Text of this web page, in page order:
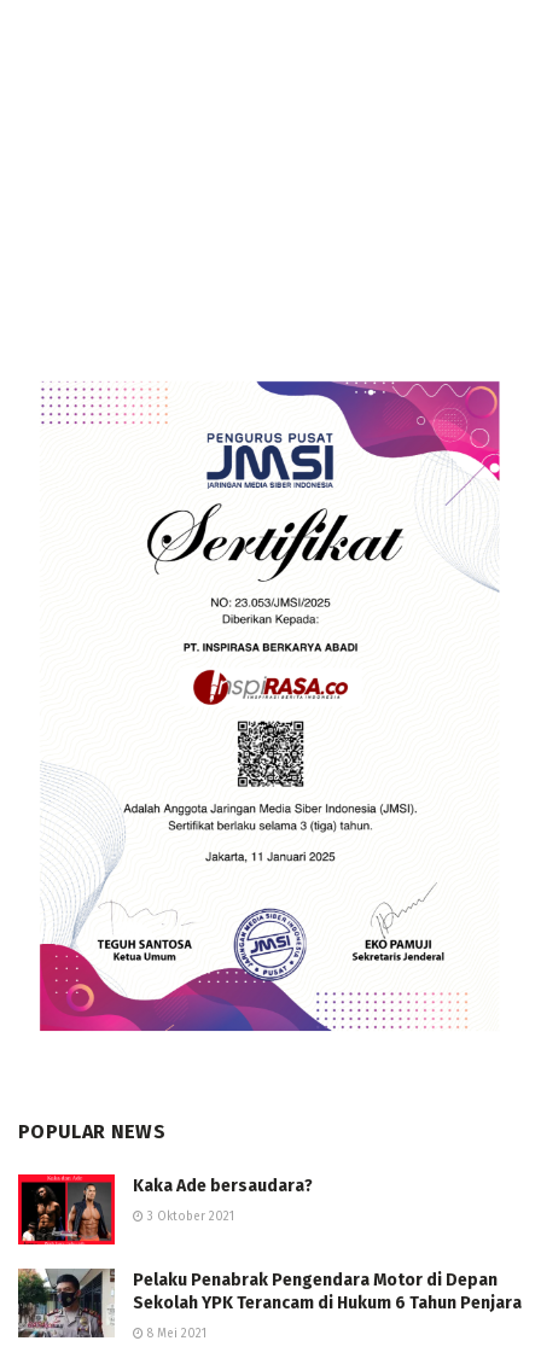
POPULAR NEWS
Kaka Ade bersaudara?
3 Oktober 2021
Pelaku Penabrak Pengendara Motor di Depan
Sekolah YPK Terancam di Hukum 6 Tahun Penjara
8 Mei 2021